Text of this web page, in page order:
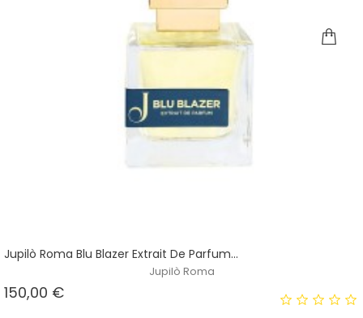
Jupilò Roma Blu Blazer Extrait De Parfum...
Jupilò Roma
150,00 €Prezzo